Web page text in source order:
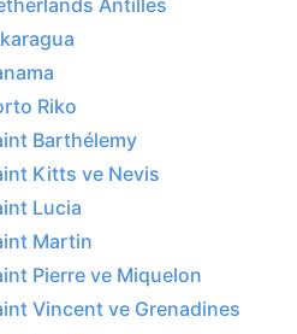
Antilles
Riko
Barthélemy
Kitts ve Nevis
Lucia
Martin
Pierre ve Miquelon
Vincent ve Grenadines